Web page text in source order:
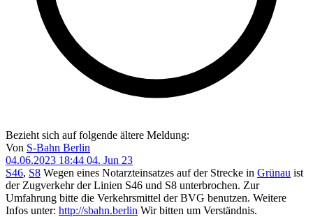
Bezieht sich auf folgende ältere Meldung:
Von S-Bahn Berlin
04.06.2023 18:44 04. Jun 23
S46, S8 Wegen eines Notarzteinsatzes auf der Strecke in Grünau ist
der Zugverkehr der Linien S46 und S8 unterbrochen. Zur
Umfahrung bitte die Verkehrsmittel der BVG benutzen. Weitere
Infos unter: http://sbahn.berlin Wir bitten um Verständnis.